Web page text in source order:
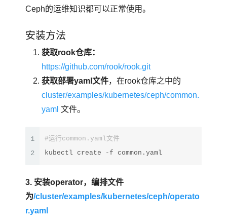
Ceph的运维知识都可以正常使用。
安装方法
获取rook仓库：
https://github.com/rook/rook.git
获取部署yaml文件，在rook仓库之中的
cluster/examples/kubernetes/ceph/common.
yaml 文件。
1
2
#运行common.yaml文件
kubectl create -f common.yaml
3. 安装operator，编排文件
为/cluster/examples/kubernetes/ceph/operato
r.yaml